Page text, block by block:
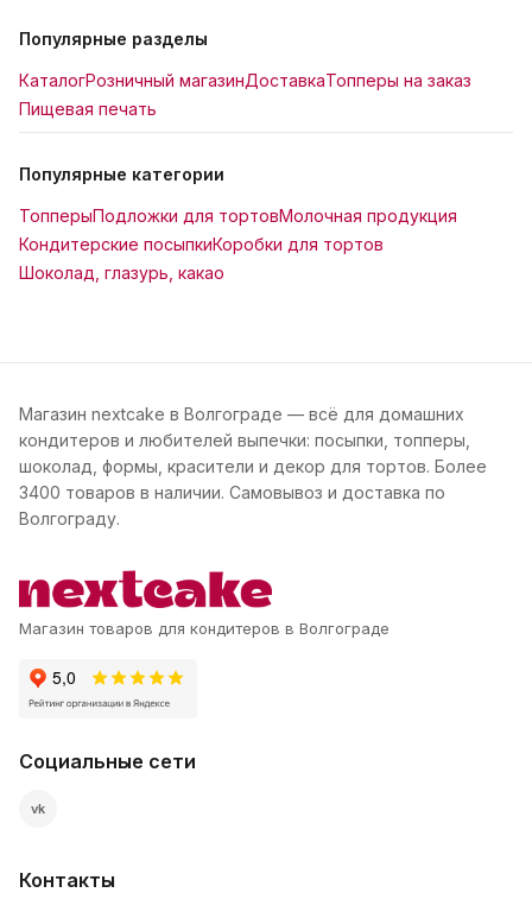
Популярные разделы
КаталогРозничный магазинДоставкаТопперы на заказ
Пищевая печать
Популярные категории
ТопперыПодложки для тортовМолочная продукция
Кондитерские посыпкиКоробки для тортов
Шоколад, глазурь, какао
Магазин nextcake в Волгограде — всё для домашних
кондитеров и любителей выпечки: посыпки, топперы,
шоколад, формы, красители и декор для тортов. Более
3400 товаров в наличии. Самовывоз и доставка по
Волгограду.
Магазин товаров для кондитеров в Волгограде
Социальные сети
vk
Контакты